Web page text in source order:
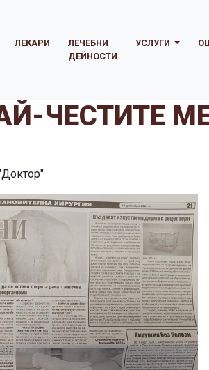
ЛЕКАРИ
ЛЕЧЕБНИ
ДЕЙНОСТИ
УСЛУГИ
ЧЕСТИТЕ